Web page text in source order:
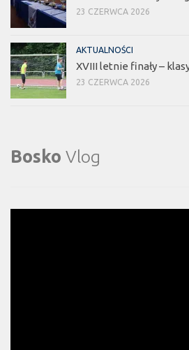
23 CZERWCA 2026
AKTUALNOŚCI
XVIII letnie finały –
23 CZERWCA 2026
Bosko Vlog